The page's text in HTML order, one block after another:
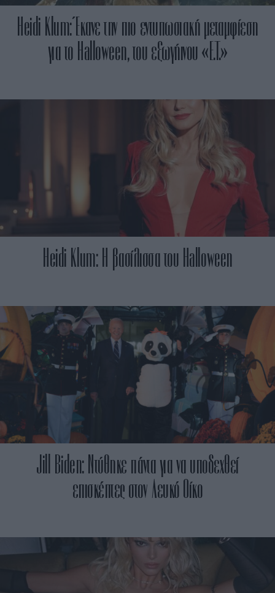
Heidi Klum: Έκανε την πιο εντυπωσιακή μεταμφίεση
για το Halloween, του εξωγήινου «E.T.»
Heidi Klum: H βασίλισσα του Halloween
Jill Biden: Ντύθηκε πάντα για να υποδεχθεί
επισκέπτες στον Λευκό Οίκο